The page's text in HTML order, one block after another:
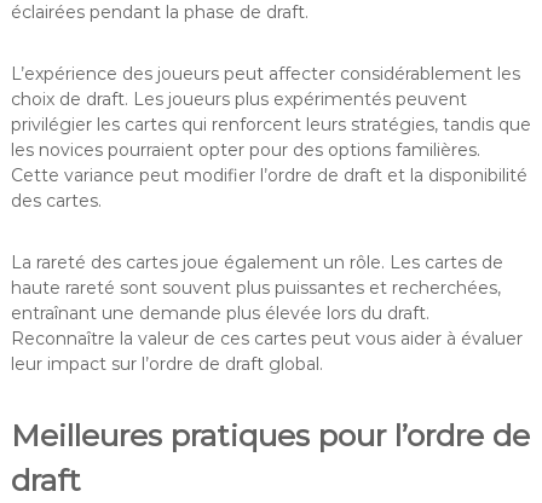
éclairées pendant la phase de draft.
L’expérience des joueurs peut affecter considérablement les
choix de draft. Les joueurs plus expérimentés peuvent
privilégier les cartes qui renforcent leurs stratégies, tandis que
les novices pourraient opter pour des options familières.
Cette variance peut modifier l’ordre de draft et la disponibilité
des cartes.
La rareté des cartes joue également un rôle. Les cartes de
haute rareté sont souvent plus puissantes et recherchées,
entraînant une demande plus élevée lors du draft.
Reconnaître la valeur de ces cartes peut vous aider à évaluer
leur impact sur l’ordre de draft global.
Meilleures pratiques pour l’ordre de
draft